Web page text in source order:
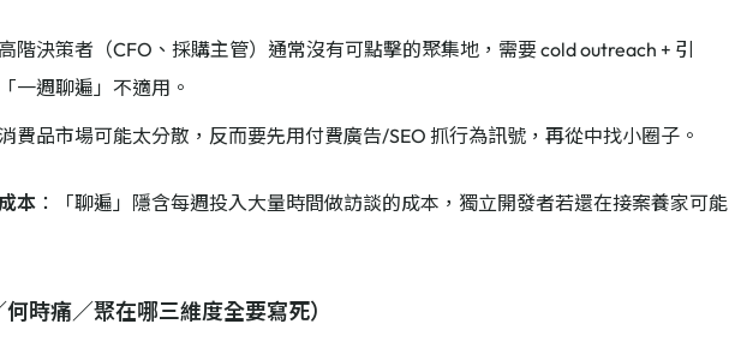
階決策者（CFO、採購主管）通常沒有可點擊的聚集地，需要 cold outreach + 引
一週聊遍」不適用。
費品市場可能太分散，反而要先用付費廣告/SEO 抓行為訊號，再從中找小圈子。
本 ：「聊遍」隱含每週投入大量時間做訪談的成本，獨立開發者若還在接案養家可能
時痛／聚在哪三維度全要寫死）